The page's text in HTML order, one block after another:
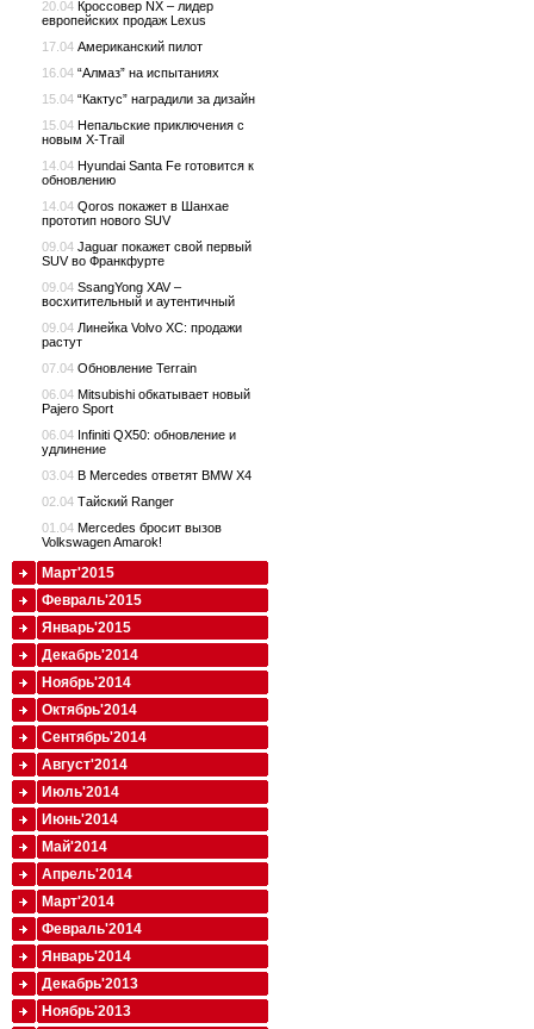
20.04 Кроссовер NX – лидер
европейских продаж Lexus
17.04 Американский пилот
16.04 “Алмаз” на испытаниях
15.04 “Кактус” наградили за дизайн
15.04 Непальские приключения с
новым X-Trail
14.04 Hyundai Santa Fe готовится к
обновлению
14.04 Qoros покажет в Шанхае
прототип нового SUV
09.04 Jaguar покажет свой первый
SUV во Франкфурте
09.04 SsangYong XAV –
восхитительный и аутентичный
09.04 Линейка Volvo XC: продажи
растут
07.04 Обновление Terrain
06.04 Mitsubishi обкатывает новый
Pajero Sport
06.04 Infiniti QX50: обновление и
удлинение
03.04 В Mercedes ответят BMW X4
02.04 Тайский Ranger
01.04 Mercedes бросит вызов
Volkswagen Amarok!
Март'2015
Февраль'2015
Январь'2015
Декабрь'2014
Ноябрь'2014
Октябрь'2014
Сентябрь'2014
Август'2014
Июль'2014
Июнь'2014
Май'2014
Апрель'2014
Март'2014
Февраль'2014
Январь'2014
Декабрь'2013
Ноябрь'2013